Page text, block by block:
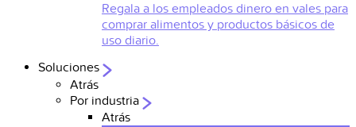
Regala a los empleados dinero en vales para
comprar alimentos y productos básicos de
uso diario.
Soluciones
Atrás
Por industria
Atrás